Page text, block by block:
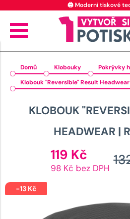
🖨️ Moderní tiskové
Domů Klobouky
Pokrývky
Klobouk "Reversible" Result
KLOBOUK
HEADWEAR |
119 Kč cena
98 Kč bez DPH
-13Kč